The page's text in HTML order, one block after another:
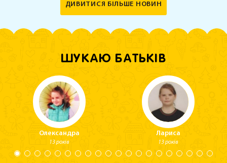
ДИВИТИСЯ БІЛЬШЕ НОВИН
ШУКАЮ БАТЬКІВ
Олександра
13 років
Лариса
13 років